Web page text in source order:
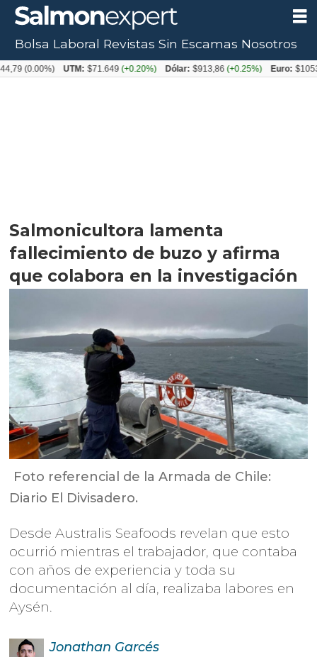
Salmonicultora lamenta
fallecimiento de buzo y afirma
que colabora en la investigación
Foto referencial de la Armada de Chile:
Diario El Divisadero.
Desde Australis Seafoods revelan que esto
ocurrió mientras el trabajador, que contaba
con años de experiencia y toda su
documentación al día, realizaba labores en
Aysén.
Jonathan Garcés
Bolsa Laboral Revistas Sin Escamas Nosotros
UTM: $71.649 (+0.20%) Dólar: $913,86 (+0.25%) Euro: $1053,08(-